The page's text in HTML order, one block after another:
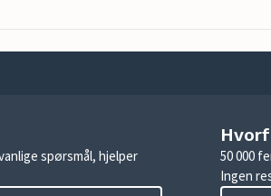
spørsmål, hjelper
50 000
Ingen